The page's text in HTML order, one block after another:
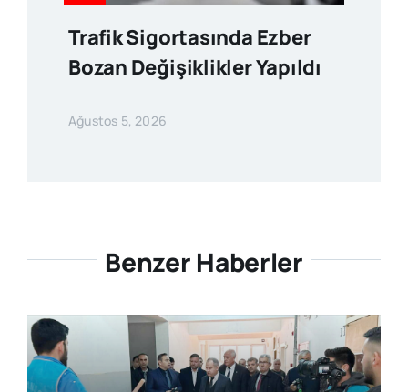
Trafik Sigortasında Ezber
Bozan Değişiklikler Yapıldı
Ağustos 5, 2026
Benzer Haberler